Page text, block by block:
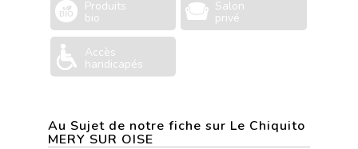
Produits
bio
Salon
privé
Accès
handicapés
Au Sujet de notre fiche sur Le Chiquito
MERY SUR OISE